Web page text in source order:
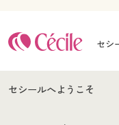
セシ
セシールへようこそ